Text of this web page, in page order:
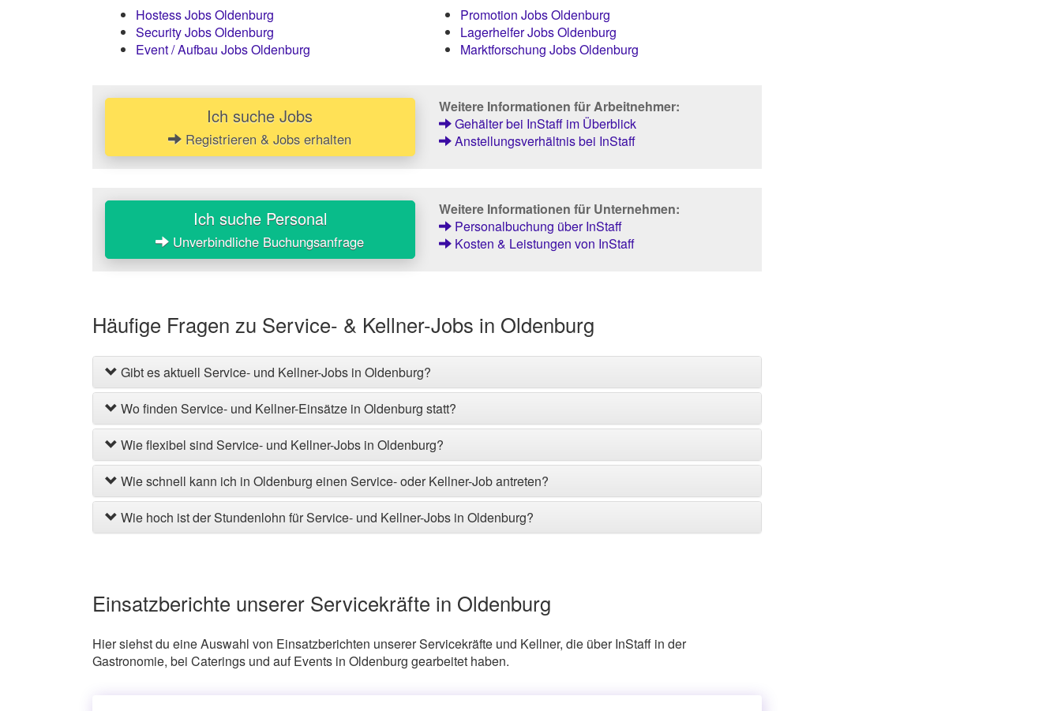
Hostess Jobs Oldenburg
Security Jobs Oldenburg
Event / Aufbau Jobs Oldenburg
Promotion Jobs Oldenburg
Lagerhelfer Jobs Oldenburg
Marktforschung Jobs Oldenburg
Ich suche Jobs
Registrieren & Jobs erhalten
Weitere Informationen für Arbeitnehmer:
Gehälter bei InStaff im Überblick
Anstellungsverhältnis bei InStaff
Ich suche Personal
Unverbindliche Buchungsanfrage
Weitere Informationen für Unternehmen:
Personalbuchung über InStaff
Kosten & Leistungen von InStaff
Häufige Fragen zu Service- & Kellner-Jobs in Oldenburg
Gibt es aktuell Service- und Kellner-Jobs in Oldenburg?
Wo finden Service- und Kellner-Einsätze in Oldenburg statt?
Wie flexibel sind Service- und Kellner-Jobs in Oldenburg?
Wie schnell kann ich in Oldenburg einen Service- oder Kellner-Job antreten?
Wie hoch ist der Stundenlohn für Service- und Kellner-Jobs in Oldenburg?
Einsatzberichte unserer Servicekräfte in Oldenburg
Hier siehst du eine Auswahl von Einsatzberichten unserer Servicekräfte und Kellner, die über InStaff in der
Gastronomie, bei Caterings und auf Events in Oldenburg gearbeitet haben.